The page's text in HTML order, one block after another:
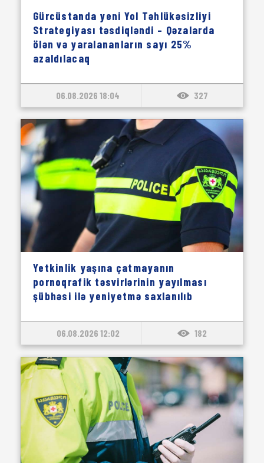
Gürcüstanda yeni Yol Təhlükəsizliyi
Strategiyası təsdiqləndi – Qəzalarda
ölən və yaralananların sayı 25%
azaldılacaq
06.08.2026 18:04 327
Yetkinlik yaşına çatmayanın
pornoqrafik təsvirlərinin yayılması
şübhəsi ilə yeniyetmə saxlanılıb
06.08.2026 12:02 182